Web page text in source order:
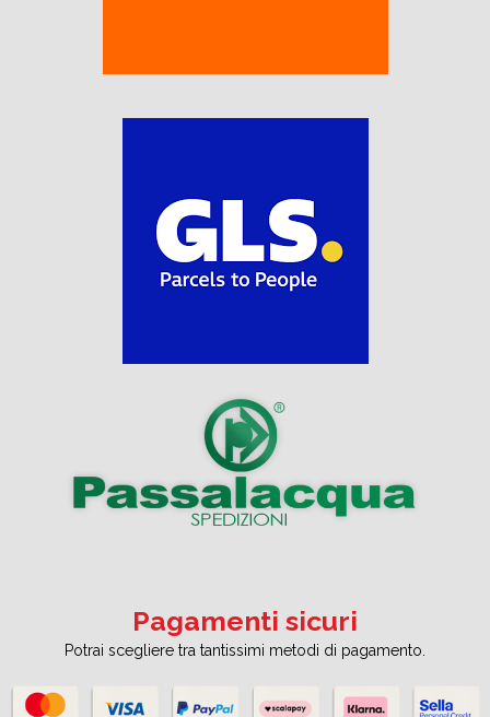
Pagamenti sicuri
Potrai scegliere tra tantissimi metodi di pagamento.